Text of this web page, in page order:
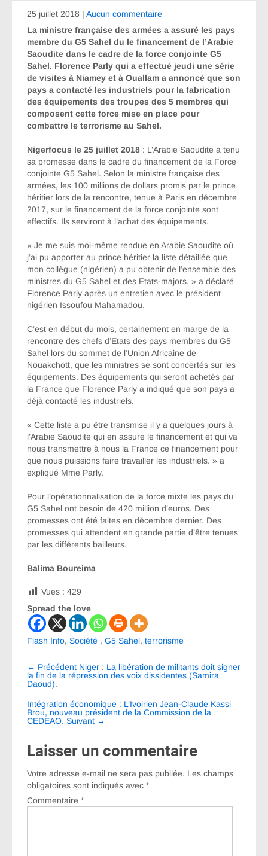
25 juillet 2018 | Aucun commentaire
La ministre française des armées a assuré les pays
membre du G5 Sahel du le financement de l’Arabie
Saoudite dans le cadre de la force conjointe G5
Sahel. Florence Parly qui a effectué jeudi une série
de visites à Niamey et à Ouallam a annoncé que son
pays a contacté les industriels pour la fabrication
des équipements des troupes des 5 membres qui
composent cette force mise en place pour
combattre le terrorisme au Sahel.
Nigerfocus le 25 juillet 2018 : L’Arabie Saoudite a tenu
sa promesse dans le cadre du financement de la Force
conjointe G5 Sahel. Selon la ministre française des
armées, les 100 millions de dollars promis par le prince
héritier lors de la rencontre, tenue à Paris en décembre
2017, sur le financement de la force conjointe sont
effectifs. Ils serviront à l’achat des équipements.
« Je me suis moi-même rendue en Arabie Saoudite où
j’ai pu apporter au prince héritier la liste détaillée que
mon collègue (nigérien) a pu obtenir de l’ensemble des
ministres du G5 Sahel et des Etats-majors. » a déclaré
Florence Parly après un entretien avec le président
nigérien Issoufou Mahamadou.
C’est en début du mois, certainement en marge de la
rencontre des chefs d’Etats des pays membres du G5
Sahel lors du sommet de l’Union Africaine de
Nouakchott, que les ministres se sont concertés sur les
équipements. Des équipements qui seront achetés par
la France que Florence Parly a indiqué que son pays a
déjà contacté les industriels.
« Cette liste a pu être transmise il y a quelques jours à
l’Arabie Saoudite qui en assure le financement et qui va
nous transmettre à nous la France ce financement pour
que nous puissions faire travailler les industriels. » a
expliqué Mme Parly.
Pour l’opérationnalisation de la force mixte les pays du
G5 Sahel ont besoin de 420 million d’euros. Des
promesses ont été faites en décembre dernier. Des
promesses qui attendent en grande partie d’être tenues
par les différents bailleurs.
Balima Boureima
Vues : 429
Spread the love
Flash Info, Société , G5 Sahel, terrorisme
Navigation
entre
articles
← Précédent Niger : La libération de militants doit signer
la fin de la répression des voix dissidentes (Samira
Daoud).
Intégration économique : L’Ivoirien Jean-Claude Kassi
Brou, nouveau président de la Commission de la
CEDEAO. Suivant →
Laisser un commentaire
Votre adresse e-mail ne sera pas publiée. Les champs
obligatoires sont indiqués avec *
Commentaire *